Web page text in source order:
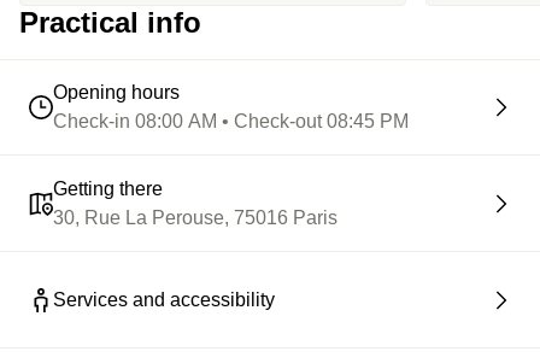
Practical info
Opening hours
Check-in 08:00 AM • Check-out 08:45 PM
Getting there
30, Rue La Perouse, 75016 Paris
Services and accessibility